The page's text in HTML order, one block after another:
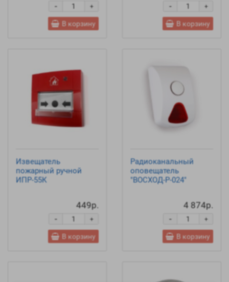
+
-
В корзину
+
-
В корзину
Извещатель
пожарный ручной
ИПР-55К
449р.
+
-
В корзину
Радиоканальный
оповещатель
"ВОСХОД-Р-024"
4 874р.
+
-
В корзину